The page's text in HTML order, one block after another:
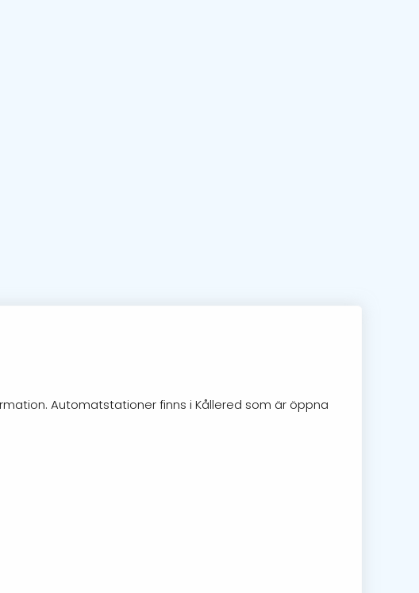
Automatstationer finns i Kållered som är öppna